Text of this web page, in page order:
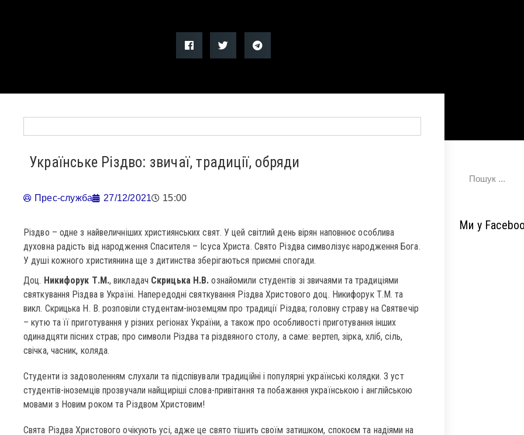
Українське Різдво: звичаї, традиції, обряди
Прес-служба 27/12/2021 15:00
Різдво – одне з найвеличніших християнських свят. У цей світлий день вірян наповнює особлива
духовна радість від народження Спасителя – Ісуса Христа. Свято Різдва символізує народження Бога.
У душі кожного християнина ще з дитинства зберігаються приємні спогади.
Доц. Никифорук Т.М., викладач Скрицька Н.В. ознайомили студентів зі звичаями та традиціями
святкування Різдва в Україні. Напередодні святкування Різдва Христового доц. Никифорук Т.М. та
викл. Скрицька Н. В. розповіли студентам-іноземцям про традиції Різдва; головну страву на Святвечір
– кутю та її приготування у різних регіонах України, а також про особливості приготування інших
одинадцяти пісних страв; про символи Різдва та різдвяного столу, а саме: вертеп, зірка, хліб, сіль,
свічка, часник, коляда.
Студенти із задоволенням слухали та підспівували традиційні і популярні українські колядки. З уст
студентів-іноземців прозвучали найщиріші слова-привітання та побажання українською і англійською
мовами з Новим роком та Різдвом Христовим!
Свята Різдва Христового очікують усі, адже це свято тішить своїм затишком, спокоєм та надіями на
Ми у